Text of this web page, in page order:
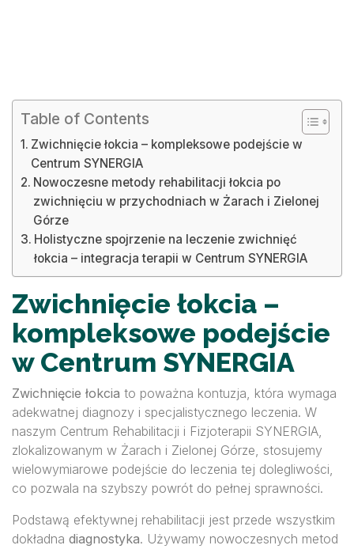
Table of Contents
Zwichnięcie łokcia – kompleksowe podejście w
Centrum SYNERGIA
Nowoczesne metody rehabilitacji łokcia po
zwichnięciu w przychodniach w Żarach i Zielonej
Górze
Holistyczne spojrzenie na leczenie zwichnięć
łokcia – integracja terapii w Centrum SYNERGIA
Zwichnięcie łokcia –
kompleksowe podejście
w Centrum SYNERGIA
Zwichnięcie łokcia to poważna kontuzja, która wymaga
adekwatnej diagnozy i specjalistycznego leczenia. W
naszym Centrum Rehabilitacji i Fizjoterapii SYNERGIA,
zlokalizowanym w Żarach i Zielonej Górze, stosujemy
wielowymiarowe podejście do leczenia tej dolegliwości,
co pozwala na szybszy powrót do pełnej sprawności.
Podstawą efektywnej rehabilitacji jest przede wszystkim
dokładna diagnostyka. Używamy nowoczesnych metod